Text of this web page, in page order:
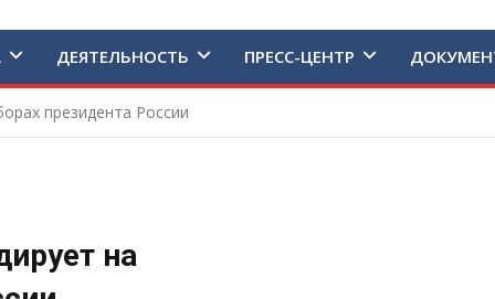
ДЕЯТЕЛЬНОСТЬ ПРЕСС-ЦЕНТР
президента России
на